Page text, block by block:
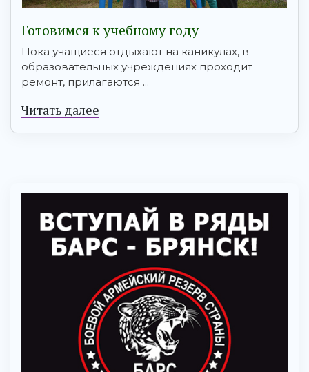
Готовимся к учебному году
Пока учащиеся отдыхают на каникулах, в
образовательных учреждениях проходит
ремонт, прилагаются ...
Читать далее